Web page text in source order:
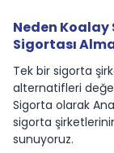
Neden
Sigortası
Tek bir sigorta
alternatifleri
Sigorta olarak
sigorta
sunuyoruz.